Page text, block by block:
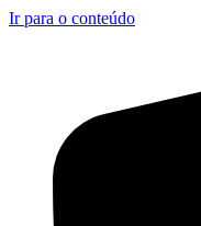
Ir para o conteúdo